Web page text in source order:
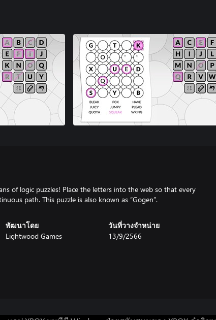
of logic puzzles! Place the letters into the web so that every
path. This puzzle is also known as “Gogen”.
พัฒนาโดย
Lightwood Games
วันที่วางจำหน่าย
13/9/2566